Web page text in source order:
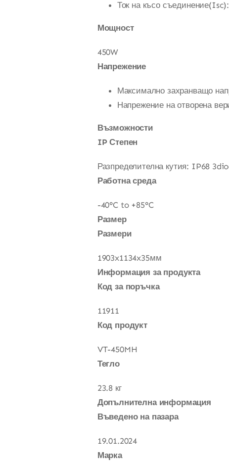
Ток на късо
Мощност
450W
Напрежение
Максимално захранващо
Напрежение на отворена
Възможности
IP Степен
Разпределителна кутия: IP68
Работна среда
-40°C to +85°C
Размер
Размери
1903x1134x35мм
Информация за продукта
Код за поръчка
11911
Код продукт
VT-450MH
Тегло
23.8 кг
Допълнителна информация
Въведено на пазара
19.01.2024
Марка